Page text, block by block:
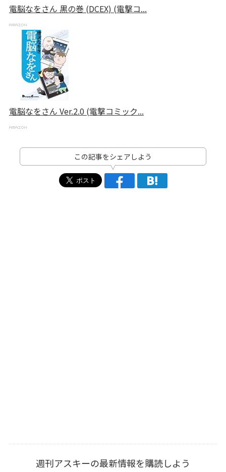
電脳なをさん 黒の巻 (DCEX) (電撃コ...
電脳なをさん Ver.2.0 (電撃コミック...
この記事をシェアしよう
週刊アスキーの最新情報を購読しよう